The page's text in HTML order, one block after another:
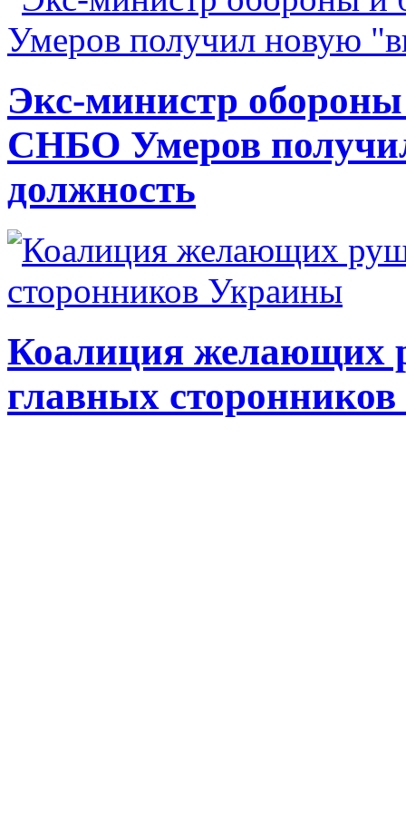
Экс-министр
СНБО Умеров
должность
Коалиция желающих
главных